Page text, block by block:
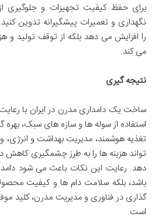
برای حفظ کیفیت تجهیزات و جلوگیری از
نگهداری و تعمیرات پیشگیرانه تدوین
را افزایش می دهد بلکه از توقف تولید و
می کند.
نتیجه گیری
ساخت یک دامداری مدرن در ایران با
استفاده از سوله ها و سازه های سبک،
تغذیه هوشمند، مدیریت بهداشت و انرژی،
تواند هزینه ها را به طرز چشمگیری کاهش
دهد. رعایت این نکات باعث می شود
باشد، بلکه سلامت دام ها و کیفیت
گذاری در فناوری و مدیریت مدرن، کلید
است.